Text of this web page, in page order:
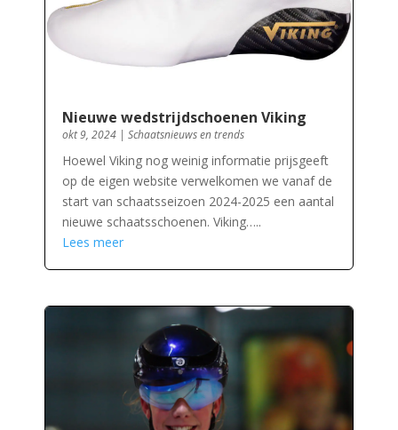
Nieuwe wedstrijdschoenen Viking
okt 9, 2024| Schaatsnieuws en trends
Hoewel Viking nog weinig informatie prijsgeeft
op de eigen website verwelkomen we vanaf de
start van schaatsseizoen 2024-2025 een aantal
nieuwe schaatsschoenen. Viking…..
Lees meer